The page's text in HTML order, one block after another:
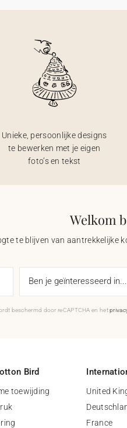
Unieke, persoonlijke designs
te bewerken met je eigen
foto’s en tekst
Welkom
te blijven van
beschermd door reCAPTCHA en het
Bird
toewijding
United
France